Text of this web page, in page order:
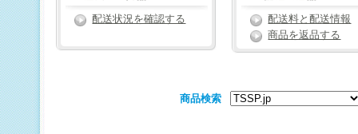
配送状況を確認する
配送料と配送情報
商品を返品する
商品検索